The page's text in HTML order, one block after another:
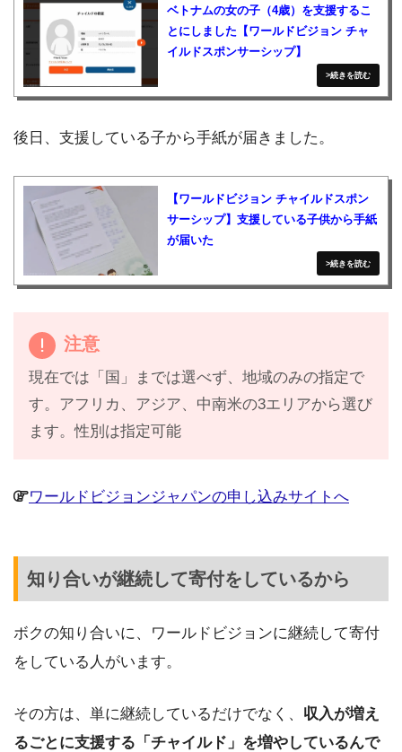
ベトナムの女の子（4歳）を支援するこ
とにしました【ワールドビジョン チャ
イルドスポンサーシップ】
後日、支援している子から手紙が届きました。
【ワールドビジョン チャイルドスポン
サーシップ】支援している子供から手紙
が届いた
注意
現在では「国」までは選べず、地域のみの指定で
す。アフリカ、アジア、中南米の3エリアから選び
ます。性別は指定可能
ワールドビジョンジャパンの申し込みサイトへ
知り合いが継続して寄付をしているから
ボクの知り合いに、ワールドビジョンに継続して寄付
をしている人がいます。
その方は、単に継続しているだけでなく、 収入が増え
るごとに支援する「チャイルド」を増やしているんで